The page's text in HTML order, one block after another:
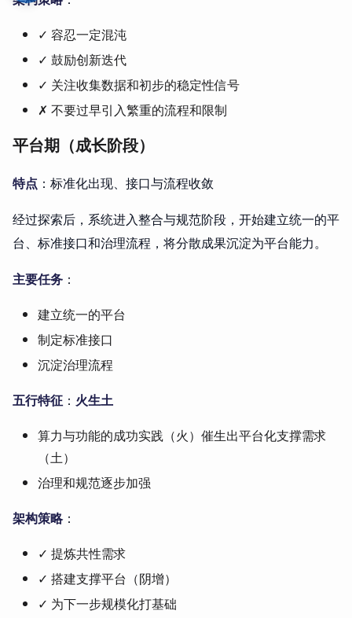
✓ 容忍一定混沌
✓ 鼓励创新迭代
✓ 关注收集数据和初步的稳定性信号
✗ 不要过早引入繁重的流程和限制
平台期（成长阶段）
特点 ：标准化出现、接口与流程收敛
经过探索后，系统进入整合与规范阶段，开始建立统一的平
台、标准接口和治理流程，将分散成果沉淀为平台能力。
主要任务 ：
建立统一的平台
制定标准接口
沉淀治理流程
五行特征 ： 火生土
算力与功能的成功实践（火）催生出平台化支撑需求
（土）
治理和规范逐步加强
架构策略：
✓ 提炼共性需求
✓ 搭建支撑平台（阴增）
✓ 为下一步规模化打基础